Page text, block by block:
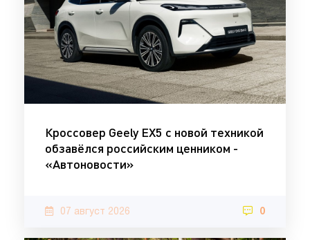
Кроссовер Geely EX5 с новой техникой
обзавёлся российским ценником -
«Автоновости»
07 август 2026 0